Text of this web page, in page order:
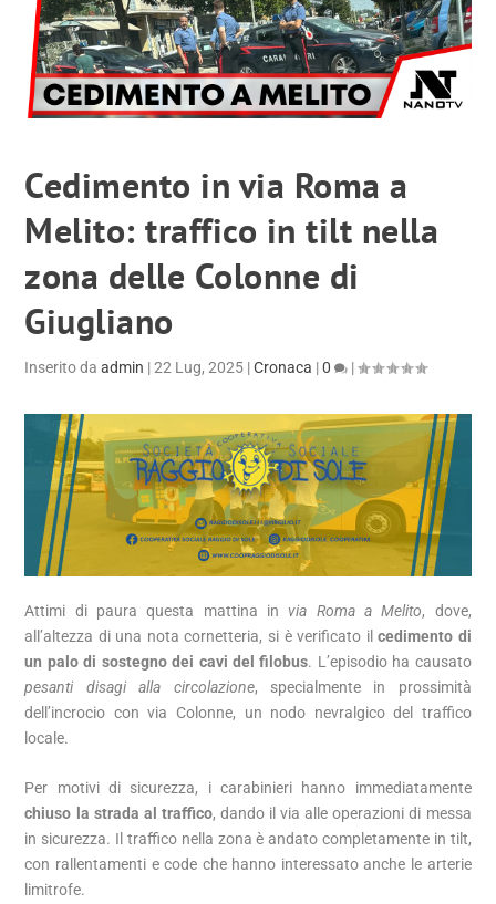
Cedimento in via Roma a
Melito: traffico in tilt nella
zona delle Colonne di
Giugliano
Inserito daadmin |22 Lug, 2025 |Cronaca |0 |
Attimi di paura questa mattina in via Roma a Melito, dove,
all’altezza di una nota cornetteria, si è verificato ilcedimento di
un palo di sostegno dei cavi del filobus. L’episodio ha causato
pesanti disagi alla circolazione, specialmente in prossimità
dell’incrocio con via Colonne, un nodo nevralgico del traffico
locale.
Per motivi di sicurezza, i carabinieri hanno immediatamente
chiuso la strada al traffico, dando il via alle operazioni di messa
in sicurezza. Il traffico nella zona è andato completamente in tilt,
con rallentamenti e code che hanno interessato anche le arterie
limitrofe.